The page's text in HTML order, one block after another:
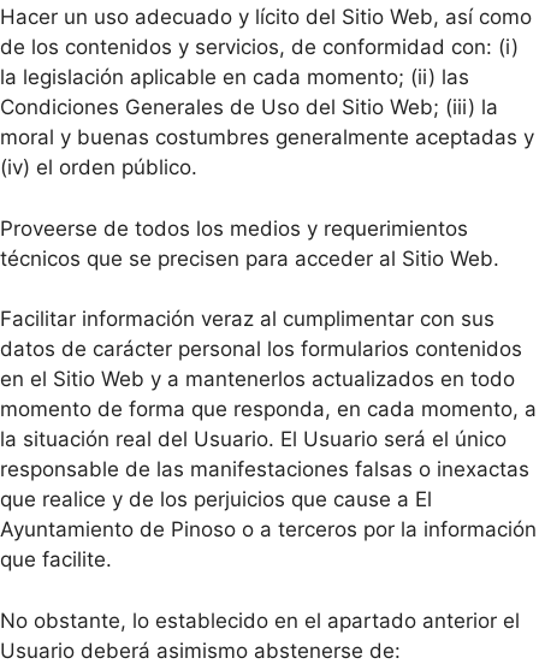
Hacer un uso adecuado y lícito del Sitio Web, así como
de los contenidos y servicios, de conformidad con: (i)
la legislación aplicable en cada momento; (ii) las
Condiciones Generales de Uso del Sitio Web; (iii) la
moral y buenas costumbres generalmente aceptadas y
(iv) el orden público.
Proveerse de todos los medios y requerimientos
técnicos que se precisen para acceder al Sitio Web.
Facilitar información veraz al cumplimentar con sus
datos de carácter personal los formularios contenidos
en el Sitio Web y a mantenerlos actualizados en todo
momento de forma que responda, en cada momento, a
la situación real del Usuario. El Usuario será el único
responsable de las manifestaciones falsas o inexactas
que realice y de los perjuicios que cause a El
Ayuntamiento de Pinoso o a terceros por la información
que facilite.
No obstante, lo establecido en el apartado anterior el
Usuario deberá asimismo abstenerse de: